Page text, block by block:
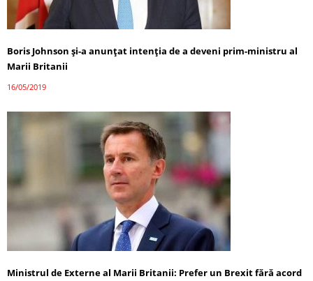
Boris Johnson şi-a anunţat intenţia de a deveni prim-ministru al
Marii Britanii
16/05/2019
Ministrul de Externe al Marii Britanii: Prefer un Brexit fără acord